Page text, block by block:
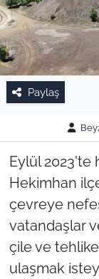
Paylaş
Eylül 2023'te
Hekimhan
çevreye
vatandaşlar
çile ve tehlike
ulaşmak